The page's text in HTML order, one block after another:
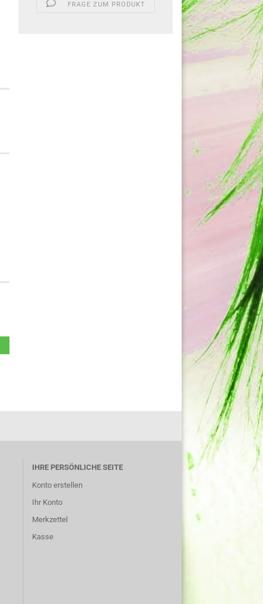
FRAGE ZUM PRODUKT
IHRE PERSÖNLICHE SEITE
Konto erstellen
Ihr Konto
Merkzettel
Kasse